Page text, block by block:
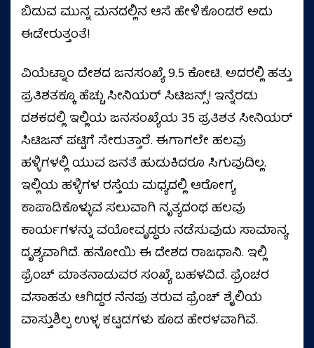
ಬಿಡುವ ಮುನ್ನ ಮನದಲ್ಲಿನ ಆಸೆ ಹೇಳಿಕೊಂಡರೆ ಅದು
ಈಡೇರುತ್ತಂತೆ!
ವಿಯೆಟ್ನಾಂ ದೇಶದ ಜನಸಂಖ್ಯೆ 9.5 ಕೋಟಿ. ಅದರಲ್ಲಿ ಹತ್ತು
ಪ್ರತಿಶತಕ್ಕೂ ಹೆಚ್ಚು ಸೀನಿಯರ್ ಸಿಟಿಜನ್ಸ್! ಇನ್ನೆರಡು
ದಶಕದಲ್ಲಿ ಇಲ್ಲಿಯ ಜನಸಂಖ್ಯೆಯ 35 ಪ್ರತಿಶತ ಸೀನಿಯರ್
ಸಿಟಿಜನ್ ಪಟ್ಟಿಗೆ ಸೇರುತ್ತಾರೆ. ಈಗಾಗಲೇ ಹಲವು
ಹಳ್ಳಿಗಳಲ್ಲಿ ಯುವ ಜನತೆ ಹುಡುಕಿದರೂ ಸಿಗುವುದಿಲ್ಲ.
ಇಲ್ಲಿಯ ಹಳ್ಳಿಗಳ ರಸ್ತೆಯ ಮಧ್ಯದಲ್ಲಿ ಆರೋಗ್ಯ
ಕಾಪಾಡಿಕೊಳ್ಳುವ ಸಲುವಾಗಿ ನೃತ್ಯದಂಥ ಹಲವು
ಕಾರ್ಯಗಳನ್ನು ವಯೋವೃದ್ಧರು ನಡೆಸುವುದು ಸಾಮಾನ್ಯ
ದೃಶ್ಯವಾಗಿದೆ. ಹನೋಯಿ ಈ ದೇಶದ ರಾಜಧಾನಿ. ಇಲ್ಲಿ
ಫ್ರೆಂಚ್ ಮಾತನಾಡುವರ ಸಂಖ್ಯೆ ಬಹಳವಿದೆ. ಫ್ರೆಂಚರ
ವಸಾಹತು ಆಗಿದ್ದರ ನೆನಪು ತರುವ ಫ್ರೆಂಚ್ ಶೈಲಿಯ
ವಾಸ್ತುಶಿಲ್ಪ ಉಳ್ಳ ಕಟ್ಟಡಗಳು ಕೂಡ ಹೇರಳವಾಗಿವೆ.